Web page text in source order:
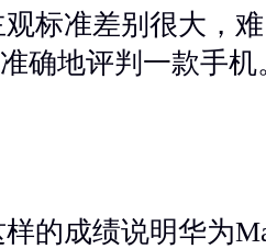
标准差别很大，
确地评判一款手
的成绩说明华为